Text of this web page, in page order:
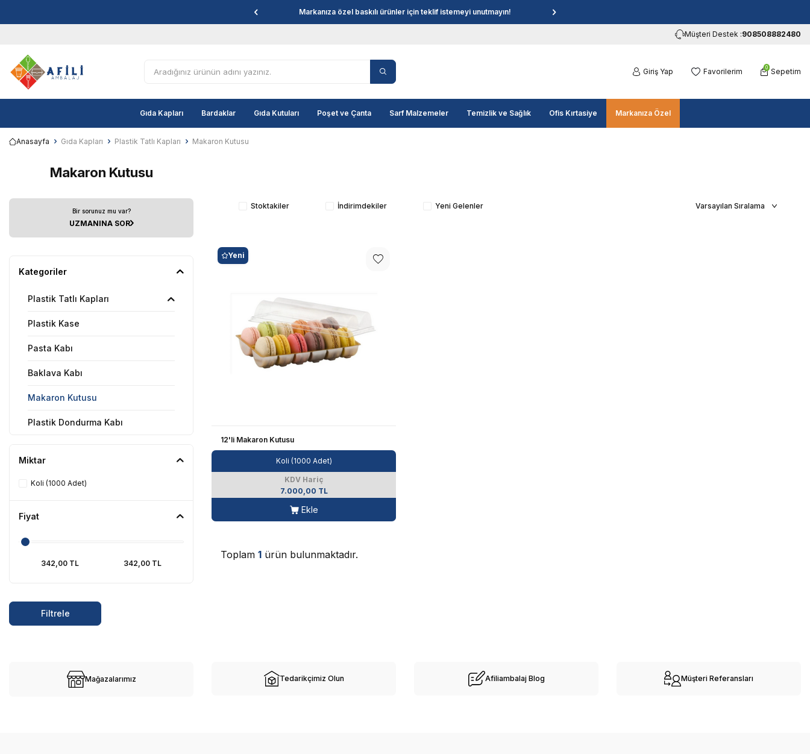
Markanıza özel baskılı ürünler için teklif istemeyi unutmayın!
Müşteri Destek :908508882480
Giriş Yap Favorilerim 0 Sepetim
Gıda Kapları Bardaklar Gıda Kutuları Poşet ve Çanta Sarf Malzemeler Temizlik ve Sağlık Ofis Kırtasiye Markanıza Özel
Anasayfa Gıda Kapları Plastik Tatlı Kapları Makaron Kutusu
Makaron Kutusu
Bir sorunuz mu var?
UZMANINA SOR
Kategoriler
Plastik Tatlı Kapları
Plastik Kase
Pasta Kabı
Baklava Kabı
Makaron Kutusu
Plastik Dondurma Kabı
Miktar
Koli (1000 Adet)
Fiyat
Filtrele
Stoktakiler İndirimdekiler Yeni Gelenler
Yeni
12'li Makaron Kutusu
Koli (1000 Adet)
KDV Hariç
7.000,00 TL
Ekle
Toplam 1 ürün bulunmaktadır.
Mağazalarımız Tedarikçimiz Olun Afiliambalaj Blog Müşteri Referansları